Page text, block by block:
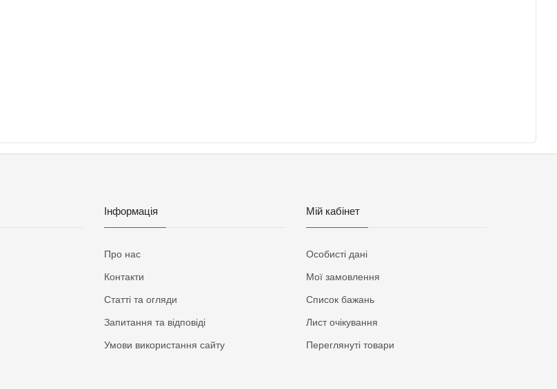
Інформація
Про нас
Контакти
Статті та огляди
Запитання та відповіді
Умови використання сайту
Мій кабінет
Особисті дані
Мої замовлення
Список бажань
Лист очікування
Переглянуті товари